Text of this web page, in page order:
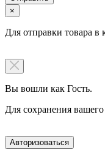
×
Для отправки товара в
Вы вошли как Гость.
Для сохранения вашего
Авторизоваться